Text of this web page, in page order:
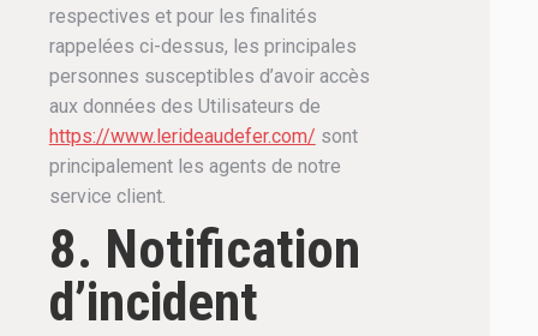
respectives et pour les finalités
rappelées ci-dessus, les principales
personnes susceptibles d’avoir accès
aux données des Utilisateurs de
https://www.lerideaudefer.com/ sont
principalement les agents de notre
service client.
8. Notification
d’incident